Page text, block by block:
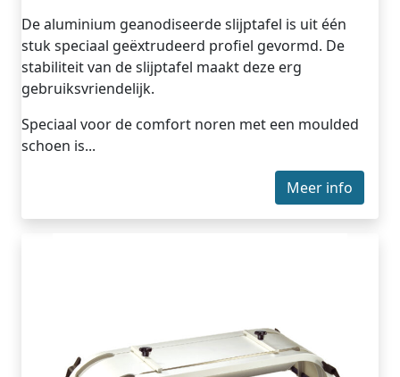
De aluminium geanodiseerde slijptafel is uit één
stuk speciaal geëxtrudeerd profiel gevormd. De
stabiliteit van de slijptafel maakt deze erg
gebruiksvriendelijk.
Speciaal voor de comfort noren met een moulded
schoen is...
Meer info